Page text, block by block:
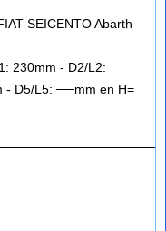
SEICENTO Abarth
230mm - D2/L2:
- D5/L5: ──mm en H=